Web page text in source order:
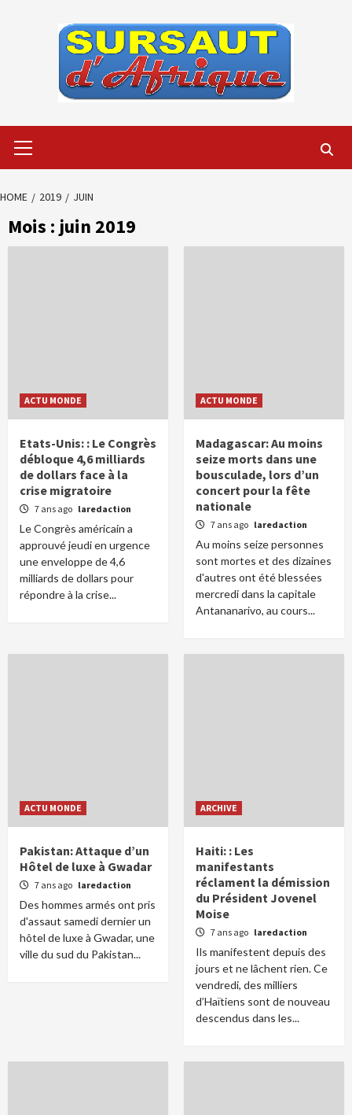
Menu
HOME 2019 JUIN
Mois : juin 2019
ACTU MONDE
Etats-Unis: : Le Congrès
débloque 4,6 milliards
de dollars face à la
crise migratoire
7 ans ago laredaction
Le Congrès américain a
approuvé jeudi en urgence
une enveloppe de 4,6
milliards de dollars pour
répondre à la crise...
ACTU MONDE
Madagascar: Au moins
seize morts dans une
bousculade, lors d’un
concert pour la fête
nationale
7 ans ago laredaction
Au moins seize personnes
sont mortes et des dizaines
d'autres ont été blessées
mercredi dans la capitale
Antananarivo, au cours...
ACTU MONDE
Pakistan: Attaque d’un
Hôtel de luxe à Gwadar
7 ans ago laredaction
Des hommes armés ont pris
d'assaut samedi dernier un
hôtel de luxe à Gwadar, une
ville du sud du Pakistan...
ARCHIVE
Haiti: : Les
manifestants
réclament la démission
du Président Jovenel
Moise
7 ans ago laredaction
Ils manifestent depuis des
jours et ne lâchent rien. Ce
vendredi, des milliers
d’Haïtiens sont de nouveau
descendus dans les...